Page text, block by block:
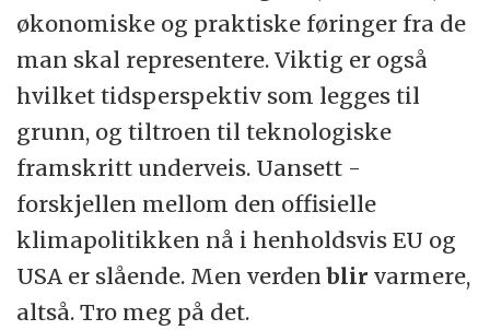
økonomiske og praktiske føringer fra de
man skal representere. Viktig er også
hvilket tidsperspektiv som legges til
grunn, og tiltroen til teknologiske
framskritt underveis. Uansett -
forskjellen mellom den offisielle
klimapolitikken nå i henholdsvis EU og
USA er slående. Men verdenblir varmere,
altså. Tro meg på det.